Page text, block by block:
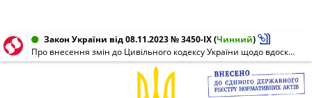
Закон України від 08.11.2023 № 3450-IX(Чинний)
Про внесення змін до Цивільного кодексу України щодо вдосконалення порядку відкриття та оформлення спадщини